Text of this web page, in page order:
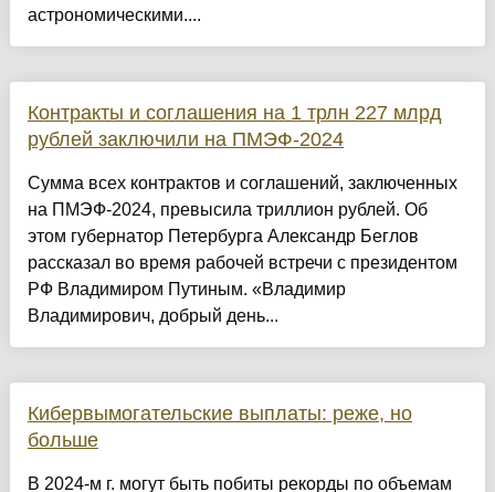
астрономическими....
Контракты и соглашения на 1 трлн 227 млрд
рублей заключили на ПМЭФ-2024
Сумма всех контрактов и соглашений, заключенных
на ПМЭФ-2024, превысила триллион рублей. Об
этом губернатор Петербурга Александр Беглов
рассказал во время рабочей встречи с президентом
РФ Владимиром Путиным. «Владимир
Владимирович, добрый день...
Кибервымогательские выплаты: реже, но
больше
В 2024-м г. могут быть побиты рекорды по объемам